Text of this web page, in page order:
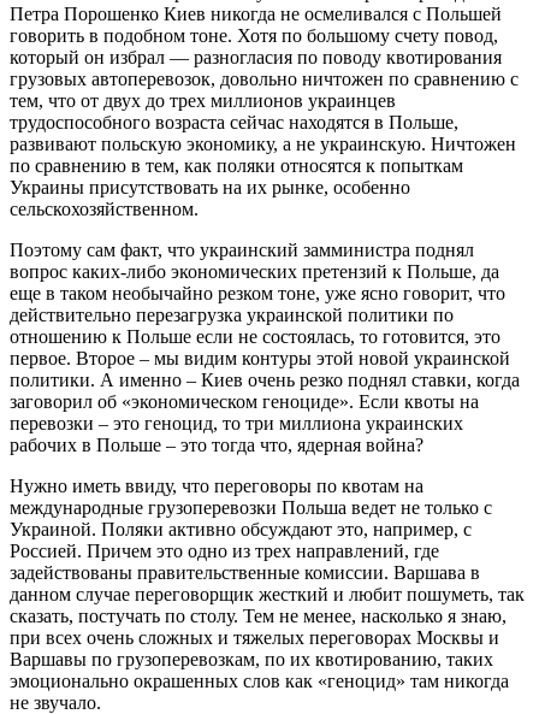
Петра Порошенко Киев никогда не осмеливался с Польшей
говорить в подобном тоне. Хотя по большому счету повод,
который он избрал — разногласия по поводу квотирования
грузовых автоперевозок, довольно ничтожен по сравнению с
тем, что от двух до трех миллионов украинцев
трудоспособного возраста сейчас находятся в Польше,
развивают польскую экономику, а не украинскую. Ничтожен
по сравнению в тем, как поляки относятся к попыткам
Украины присутствовать на их рынке, особенно
сельскохозяйственном.
Поэтому сам факт, что украинский замминистра поднял
вопрос каких-либо экономических претензий к Польше, да
еще в таком необычайно резком тоне, уже ясно говорит, что
действительно перезагрузка украинской политики по
отношению к Польше если не состоялась, то готовится, это
первое. Второе – мы видим контуры этой новой украинской
политики. А именно – Киев очень резко поднял ставки, когда
заговорил об «экономическом геноциде». Если квоты на
перевозки – это геноцид, то три миллиона украинских
рабочих в Польше – это тогда что, ядерная война?
Нужно иметь ввиду, что переговоры по квотам на
международные грузоперевозки Польша ведет не только с
Украиной. Поляки активно обсуждают это, например, с
Россией. Причем это одно из трех направлений, где
задействованы правительственные комиссии. Варшава в
данном случае переговорщик жесткий и любит пошуметь, так
сказать, постучать по столу. Тем не менее, насколько я знаю,
при всех очень сложных и тяжелых переговорах Москвы и
Варшавы по грузоперевозкам, по их квотированию, таких
эмоционально окрашенных слов как «геноцид» там никогда
не звучало.